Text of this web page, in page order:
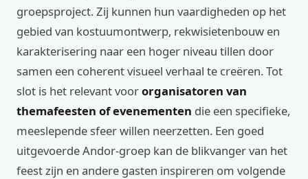
groepsproject. Zij kunnen hun vaardigheden op het
gebied van kostuumontwerp, rekwisietenbouw en
karakterisering naar een hoger niveau tillen door
samen een coherent visueel verhaal te creëren. Tot
slot is het relevant voororganisatoren van
themafeesten of evenementen die een specifieke,
meeslepende sfeer willen neerzetten. Een goed
uitgevoerde Andor-groep kan de blikvanger van het
feest zijn en andere gasten inspireren om volgende